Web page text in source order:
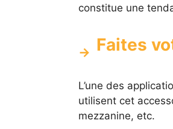
constitue une
Faites
L’une des
utilisent cet
mezzanine, etc.